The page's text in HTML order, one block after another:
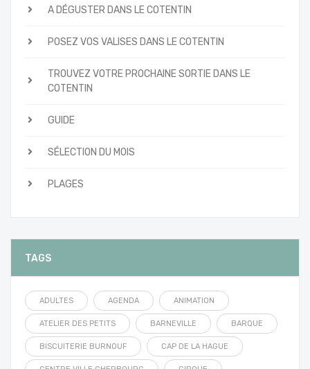
A DÉGUSTER DANS LE COTENTIN
POSEZ VOS VALISES DANS LE COTENTIN
TROUVEZ VOTRE PROCHAINE SORTIE DANS LE
COTENTIN
GUIDE
SÉLECTION DU MOIS
PLAGES
TAGS
ADULTES AGENDA ANIMATION
ATELIER DES PETITS BARNEVILLE BARQUE
BISCUITERIE BURNOUF CAP DE LA HAGUE